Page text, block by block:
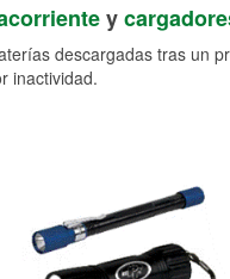
y
descargadas tras un
inactividad.